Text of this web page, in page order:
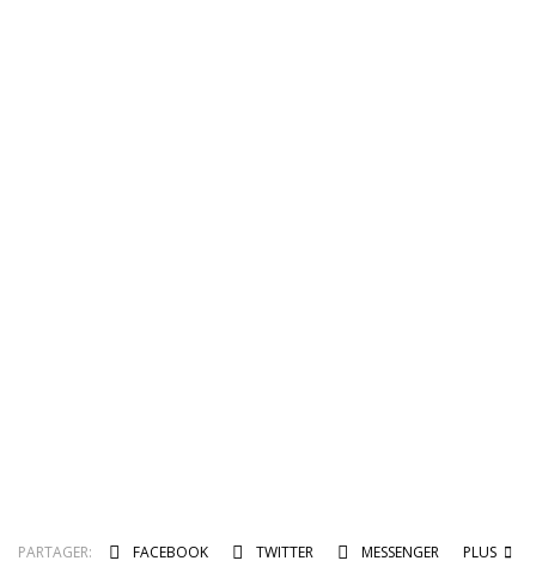
PARTAGER: FACEBOOK TWITTER MESSENGER PLUS